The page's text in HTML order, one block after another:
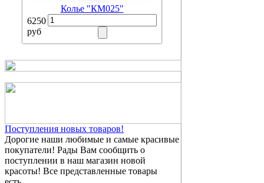
Колье "КМ025"
6250
руб
Поступления новых товаров!
Дорогие наши любимые и самые красивые
покупатели! Рады Вам сообщить о
поступлении в наш магазин новой
красоты! Все представленные товары